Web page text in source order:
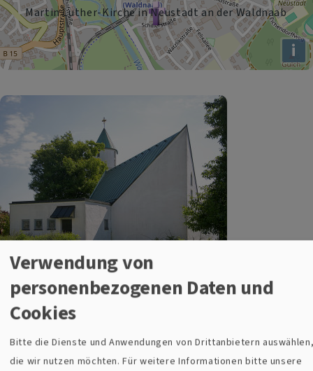
Martin Luther-Kirche in Neustadt an der Waldnaab
i
Bildrechte Sandra Hirschke
Jesus-Christus-Kirche Altenstadt a.d. Waldnaab
Verwendung von
personenbezogenen Daten und
Cookies
Bitte die Dienste und Anwendungen von Drittanbietern
die wir nutzen möchten.Für weitere Informationen bitte unsere